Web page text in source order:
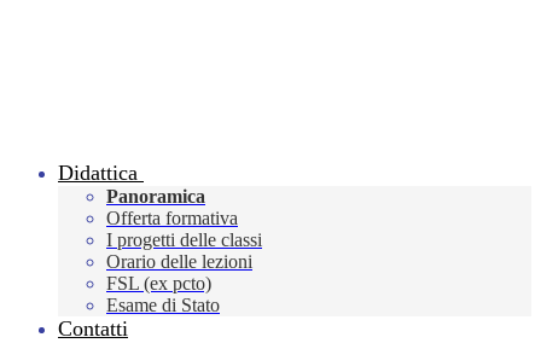
Didattica
Panoramica
Offerta formativa
I progetti delle classi
Orario delle lezioni
FSL (ex pcto)
Esame di Stato
Contatti